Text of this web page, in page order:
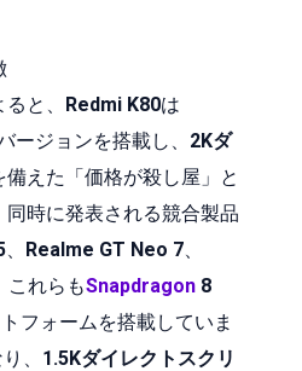
と、 Redmi K80は
ージョンを搭載し、 2Kダ
備えた「価格が殺し屋」と
同時に発表される競合製品
Realme GT Neo 7
これらもSnapdragon 8
フォームを搭載していま
、 1.5Kダイレクトスクリ